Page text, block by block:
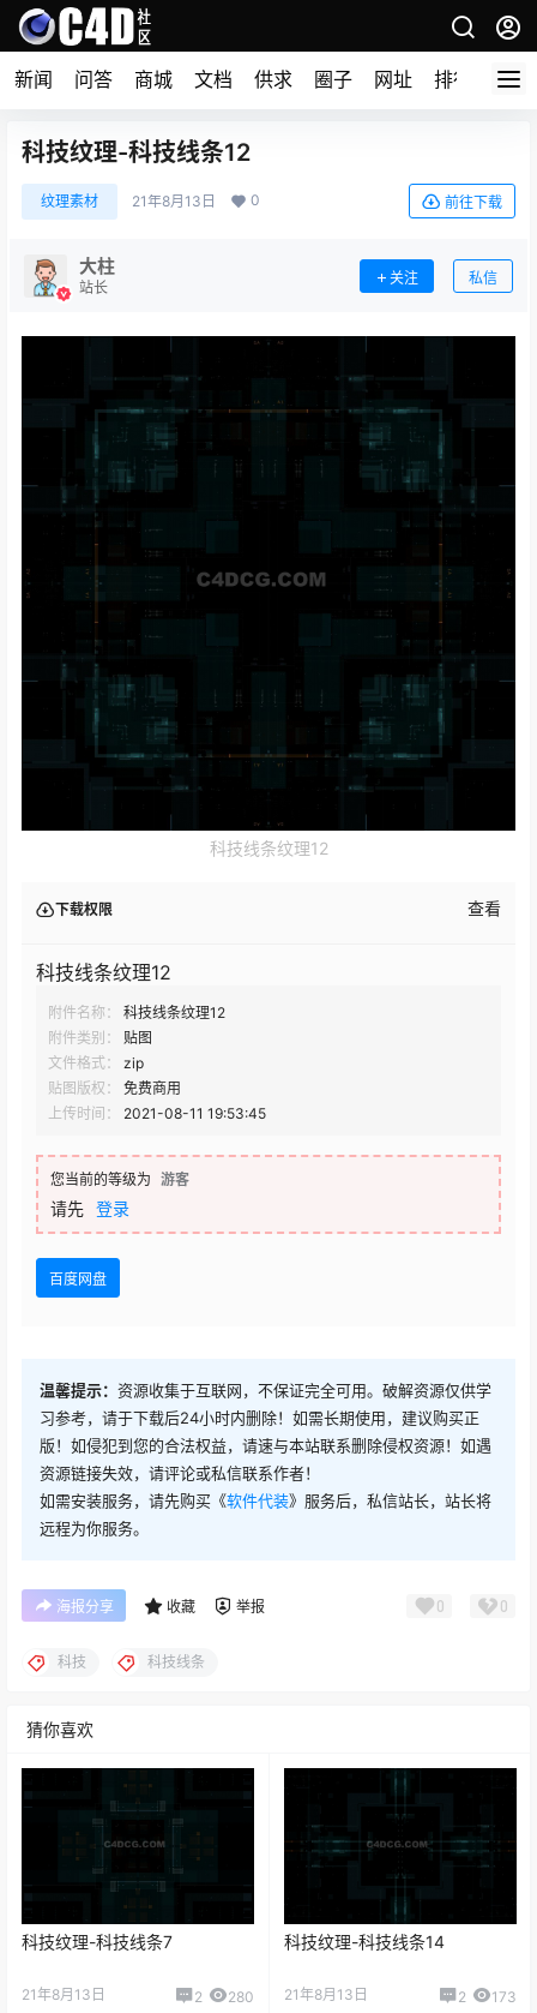
新闻 问答 商城 文档 供求 圈子 网址 排行榜
科技纹理-科技线条12
纹理素材 21年8月13日 0 前往下载
大柱
站长
关注 私信
科技线条纹理12
下载权限 查看
科技线条纹理12
附件名称：
科技线条纹理12
附件类别：
贴图
文件格式：
zip
贴图版权：
免费商用
上传时间：
2021-08-11 19:53:45
您当前的等级为 游客
请先 登录
百度网盘
温馨提示： 资源收集于互联网，不保证完全可用。破解资源仅供学
习参考，请于下载后24小时内删除！如需长期使用，建议购买正
版！如侵犯到您的合法权益，请速与本站联系删除侵权资源！如遇
资源链接失效，请评论或私信联系作者！
如需安装服务，请先购买《软件代装》服务后，私信站长，站长将
远程为你服务。
海报分享 收藏 举报 0 0
科技 科技线条
猜你喜欢
科技纹理-科技线条7
21年8月13日 2 280
科技纹理-科技线条14
21年8月13日 2 173